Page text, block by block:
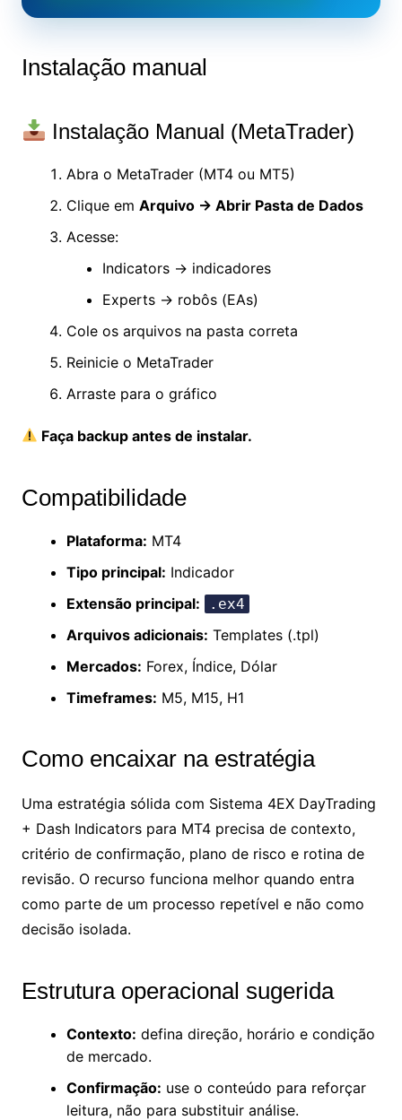
Instalação manual
Instalação Manual (MetaTrader)
Abra o MetaTrader (MT4 ou MT5)
Clique em Arquivo → Abrir Pasta de Dados
Acesse:
Indicators → indicadores
Experts → robôs (EAs)
Cole os arquivos na pasta correta
Reinicie o MetaTrader
Arraste para o gráfico
Faça backup antes de instalar.
Compatibilidade
Plataforma: MT4
Tipo principal: Indicador
Extensão principal:
.ex4
Arquivos adicionais: Templates (.tpl)
Mercados: Forex, Índice, Dólar
Timeframes: M5, M15, H1
Como encaixar na estratégia
Uma estratégia sólida com Sistema 4EX DayTrading
+ Dash Indicators para MT4 precisa de contexto,
critério de confirmação, plano de risco e rotina de
revisão. O recurso funciona melhor quando entra
como parte de um processo repetível e não como
decisão isolada.
Estrutura operacional sugerida
Contexto: defina direção, horário e condição
de mercado.
Confirmação: use o conteúdo para reforçar
leitura, não para substituir análise.